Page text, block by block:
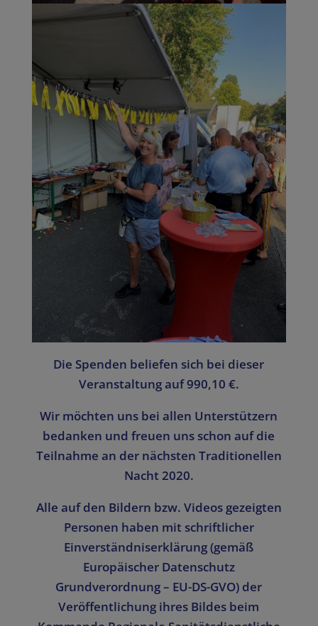
Die Spenden beliefen sich bei dieser
Veranstaltung auf 990,10 €.
Wir möchten uns bei allen Unterstützern
bedanken und freuen uns schon auf die
Teilnahme an der nächsten Traditionellen
Nacht 2020.
Alle auf den Bildern bzw. Videos gezeigten
Personen haben mit schriftlicher
Einverständniserklärung (gemäß
Europäischer Datenschutz
Grundverordnung – EU-DS-GVO) der
Veröffentlichung ihres Bildes beim